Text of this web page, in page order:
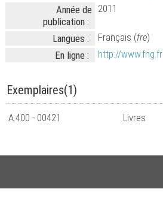
Année de
publication :
2011
Langues : Français (fre)
En ligne :
http://www.fng.fr
Exemplaires(1)
A.400 - 00421 Livres